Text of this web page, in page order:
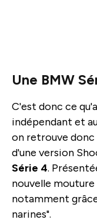
Une BMW
C'est donc ce
indépendant et
on retrouve donc
d'une version
Série 4.
nouvelle mouture
notamment
narines".